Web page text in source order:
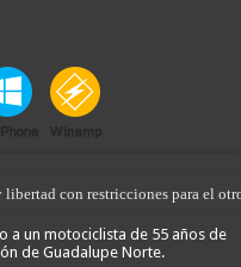
con restricciones para el
a un motociclista de 55 años de
de Guadalupe Norte.